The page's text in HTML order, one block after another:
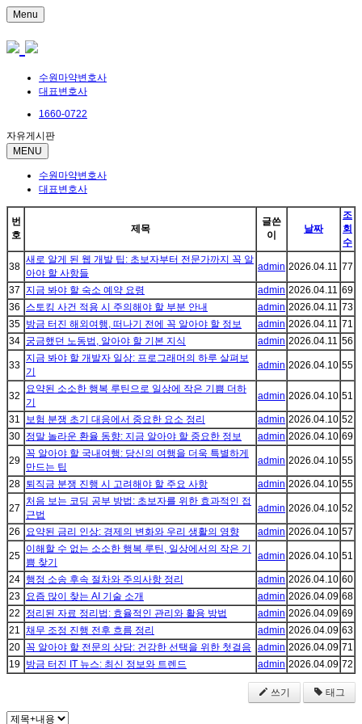
Menu
수원마약변호사
대표변호사
1660-0722
자유게시판
MENU
수원마약변호사
대표변호사
번
호
제목
글쓴
이
날짜
조
회
수
38
새로 알게 된 웹 개발 팁: 초보자부터 전문가까지 꼭 알
아야 할 사항들
admin 2026.04.11 77
37 지금 봐야 할 숙소 예약 요령 admin 2026.04.11 69
36
스토킹 사건 적용 시 주의해야 할 부분 안내 admin 2026.04.11 73
35 방금 터진 해외여행, 떠나기 전에 꼭 알아야 할 정보 admin 2026.04.11 71
34 궁금했던 노동법, 알아야 할 기본 지식 admin 2026.04.11 56
33
지금 봐야 할 개발자 일상: 프로그래머의 하루 살펴보
기
admin 2026.04.10 55
32
요약된 소소한 행복 루틴으로 일상에 작은 기쁨 더하
기
admin 2026.04.10 51
31 보험 분쟁 초기 대응에서 중요한 요소 정리 admin 2026.04.10 52
30 정말 놀라운 환율 동향: 지금 알아야 할 중요한 정보 admin 2026.04.10 69
29
꼭 알아야 할 국내여행: 당신의 여행을 더욱 특별하게
만드는 팁
admin 2026.04.10 55
28 퇴직금 분쟁 진행 시 고려해야 할 주요 사항 admin 2026.04.10 55
27
처음 보는 코딩 공부 방법: 초보자를 위한 효과적인 접
근법
admin 2026.04.10 52
26 요약된 금리 인상: 경제의 변화와 우리 생활의 영향 admin 2026.04.10 57
25
이해할 수 없는 소소한 행복 루틴, 일상에서의 작은 기
쁨 찾기
admin 2026.04.10 51
24 행정 소송 후속 절차와 주의사항 정리 admin 2026.04.10 60
23 요즘 많이 찾는 AI 기술 소개 admin 2026.04.09 68
22
정리된 자료 정리법: 효율적인 관리와 활용 방법 admin 2026.04.09 69
21 채무 조정 진행 전후 흐름 정리 admin 2026.04.09 63
20 꼭 알아야 할 전문의 상담: 건강한 선택을 위한 첫걸음 admin 2026.04.09 71
19 방금 터진 IT 뉴스: 최신 정보와 트렌드 admin 2026.04.09 72
쓰기 태그